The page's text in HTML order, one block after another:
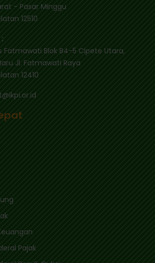
- Pasar Minggu
12510
Fatmawati Blok B4-5 Cipete Utara,
Jl. Fatmawati Raya
12410
Pajak